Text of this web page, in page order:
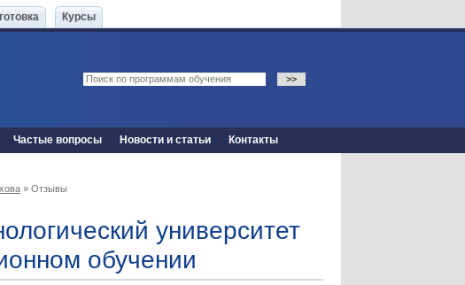
Курсы
Частые вопросы Новости и статьи Контакты
» Отзывы
университет
обучении